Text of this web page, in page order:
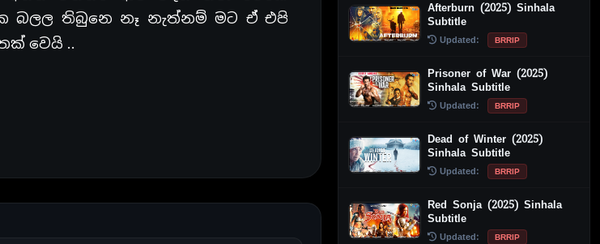
බලල තිබුනෙ නෑ නැත්නම් මට ඒ එපි
වෙයි ..
Afterburn (2025) Sinhala
Subtitle
Updated: BRRIP
Prisoner of War (2025)
Sinhala Subtitle
Updated: BRRIP
Dead of Winter (2025)
Sinhala Subtitle
Updated: BRRIP
Red Sonja (2025) Sinhala
Subtitle
Updated: BRRIP